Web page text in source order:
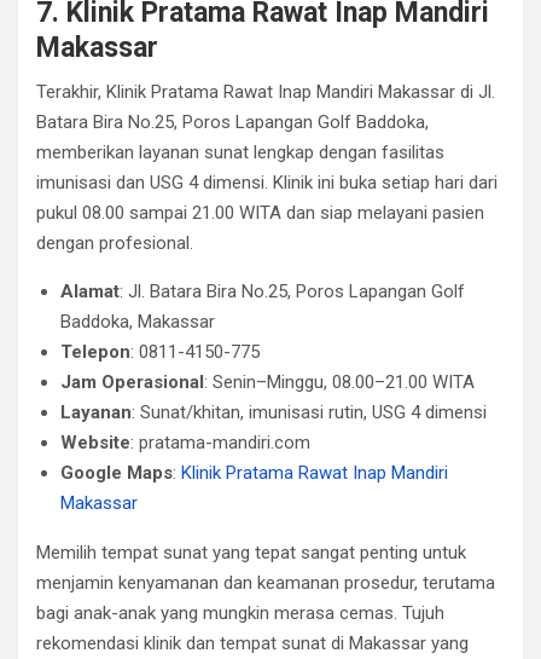
7. Klinik Pratama Rawat Inap Mandiri
Makassar
Terakhir, Klinik Pratama Rawat Inap Mandiri Makassar di Jl.
Batara Bira No.25, Poros Lapangan Golf Baddoka,
memberikan layanan sunat lengkap dengan fasilitas
imunisasi dan USG 4 dimensi. Klinik ini buka setiap hari dari
pukul 08.00 sampai 21.00 WITA dan siap melayani pasien
dengan profesional.
Alamat: Jl. Batara Bira No.25, Poros Lapangan Golf
Baddoka, Makassar
Telepon: 0811-4150-775
Jam Operasional: Senin–Minggu, 08.00–21.00 WITA
Layanan: Sunat/khitan, imunisasi rutin, USG 4 dimensi
Website: pratama-mandiri.com
Google Maps: Klinik Pratama Rawat Inap Mandiri
Makassar
Memilih tempat sunat yang tepat sangat penting untuk
menjamin kenyamanan dan keamanan prosedur, terutama
bagi anak-anak yang mungkin merasa cemas. Tujuh
rekomendasi klinik dan tempat sunat di Makassar yang